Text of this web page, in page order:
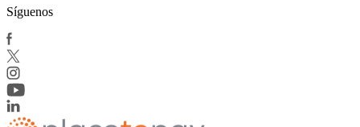
Síguenos